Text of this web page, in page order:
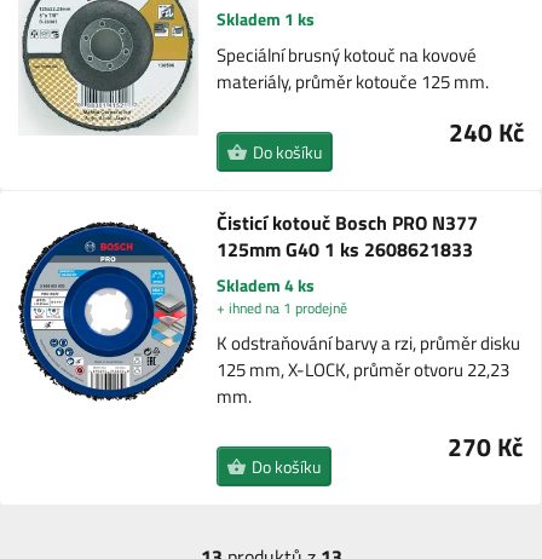
Skladem 1 ks
Speciální brusný kotouč na kovové
materiály, průměr kotouče 125 mm.
240 Kč
Do košíku
Čisticí kotouč Bosch PRO N377
125mm G40 1 ks 2608621833
Skladem 4 ks
+ ihned na 1 prodejně
K odstraňování barvy a rzi, průměr disku
125 mm, X-LOCK, průměr otvoru 22,23
mm.
270 Kč
Do košíku